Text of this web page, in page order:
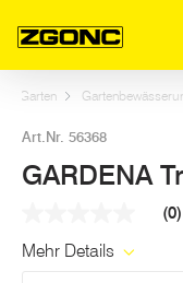
Garten
Art.Nr. 56368
GARDENA
Link
(0)
Mehr Details